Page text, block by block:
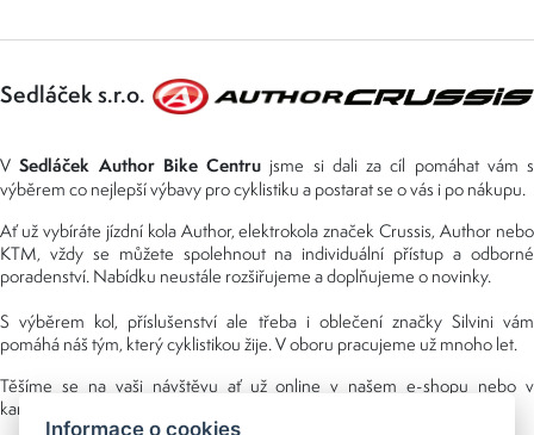
Sedláček s.r.o.
VSedláček Author Bike Centru jsme si dali za cíl pomáhat vám s
výběrem co nejlepší výbavy pro cyklistiku a postarat se o vás i po nákupu.
Ať už vybíráte jízdní kola Author, elektrokola značek Crussis, Author nebo
KTM, vždy se můžete spolehnout na individuální přístup a odborné
poradenství. Nabídku neustále rozšiřujeme a doplňujeme o novinky.
S výběrem kol, příslušenství ale třeba i oblečení značky Silvini vám
pomáhá náš tým, který cyklistikou žije. V oboru pracujeme už mnoho let.
Těšíme se na vaši návštěvu ať už online v našem e-shopu nebo v
kamenné prodejně, kterou najdete v NS (nákupní středisko) URAN.
Informace o cookies